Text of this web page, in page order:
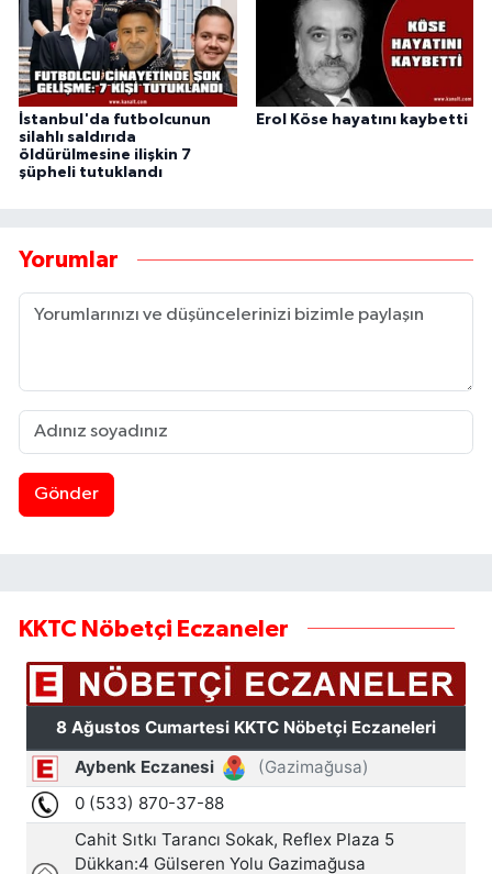
İstanbul'da futbolcunun
silahlı saldırıda
öldürülmesine ilişkin 7
şüpheli tutuklandı
Erol Köse hayatını kaybetti
Yorumlar
Gönder
KKTC Nöbetçi Eczaneler